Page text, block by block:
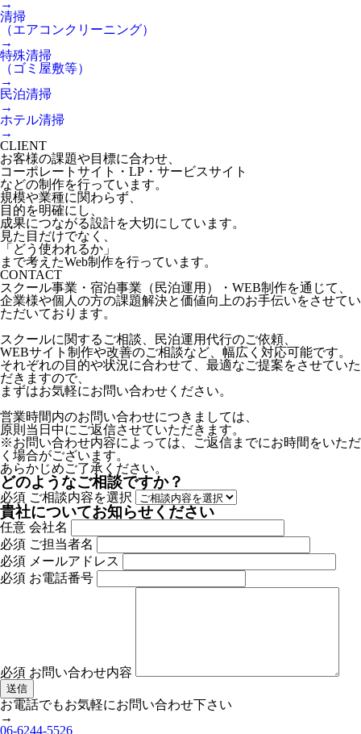
→
清掃
（エアコンクリーニング）
→
特殊清掃
（ゴミ屋敷等）
→
民泊清掃
→
ホテル清掃
→
CLIENT
お客様の課題や目標に合わせ、
コーポレートサイト・LP・サービスサイト
などの制作を行っています。
規模や業種に関わらず、
目的を明確にし、
成果につながる設計を大切にしています。
見た目だけでなく、
「どう使われるか」
まで考えたWeb制作を行っています。
CONTACT
スクール事業・宿泊事業（民泊運用）・WEB制作を通じて、
企業様や個人の方の課題解決と価値向上のお手伝いをさせてい
ただいております。
スクールに関するご相談、民泊運用代行のご依頼、
WEBサイト制作や改善のご相談など、幅広く対応可能です。
それぞれの目的や状況に合わせて、最適なご提案をさせていた
だきますので、
まずはお気軽にお問い合わせください。
営業時間内のお問い合わせにつきましては、
原則当日中にご返信させていただきます。
※お問い合わせ内容によっては、ご返信までにお時間をいただ
く場合がございます。
あらかじめご了承ください。
どのようなご相談ですか？
必須 ご相談内容を選択
貴社についてお知らせください
任意 会社名
必須 ご担当者名
必須 メールアドレス
必須 お電話番号
必須 お問い合わせ内容
お電話でもお気軽にお問い合わせ下さい
→
06-6244-5526